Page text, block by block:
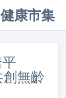
健康市集
無齡